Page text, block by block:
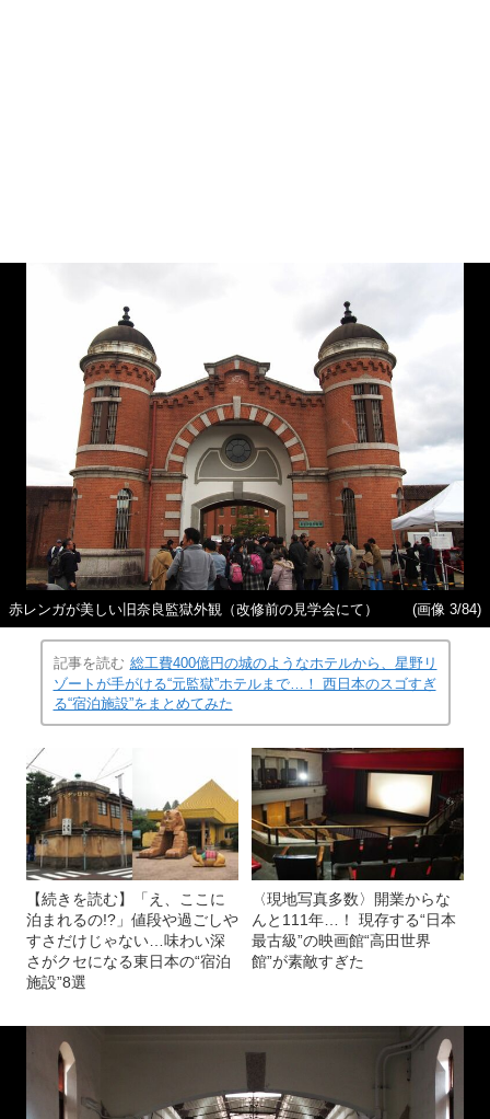
赤レンガが美しい旧奈良監獄外観（改修前の見学会にて） (画像 3/84)
記事を読む 総工費400億円の城のようなホテルから、星野リ
ゾートが手がける“元監獄”ホテルまで…！ 西日本のスゴすぎ
る“宿泊施設”をまとめてみた
【続きを読む】「え、ここに
泊まれるの!?」値段や過ごしや
すさだけじゃない…味わい深
さがクセになる東日本の“宿泊
施設”8選
〈現地写真多数〉開業からな
んと111年…！ 現存する“日本
最古級”の映画館“高田世界
館”が素敵すぎた